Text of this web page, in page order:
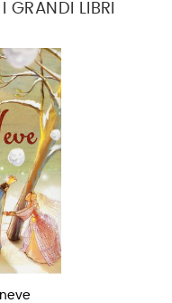
GRANDI LIBRI